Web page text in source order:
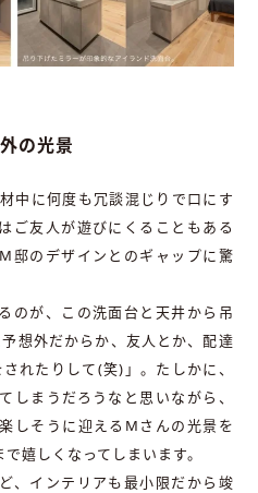
の光景
中に何度も冗談混じりで口にす
ご友人が遊びにくることもある
邸のデザインとのギャップに驚
のが、この洗面台と天井から吊
想外だからか、友人とか、配達
れたりして(笑)」。たしかに、
しまうだろうなと思いながら、
しそうに迎えるMさんの光景を
嬉しくなってしまいます。
、インテリアも最小限だから竣